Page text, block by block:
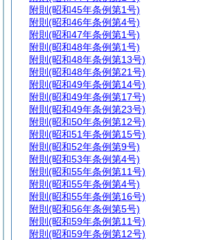
附則 (昭和45年条例第1号)
附則 (昭和46年条例第4号)
附則 (昭和47年条例第1号)
附則 (昭和48年条例第1号)
附則 (昭和48年条例第13号)
附則 (昭和48年条例第21号)
附則 (昭和49年条例第14号)
附則 (昭和49年条例第17号)
附則 (昭和49年条例第23号)
附則 (昭和50年条例第12号)
附則 (昭和51年条例第15号)
附則 (昭和52年条例第9号)
附則 (昭和53年条例第4号)
附則 (昭和55年条例第11号)
附則 (昭和55年条例第4号)
附則 (昭和55年条例第16号)
附則 (昭和56年条例第5号)
附則 (昭和59年条例第11号)
附則 (昭和59年条例第12号)